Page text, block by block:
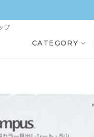
プ
CATEGORY